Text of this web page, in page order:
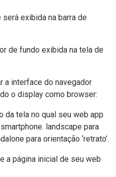
será exibida na barra de
de fundo exibida na tela de
a interface do navegador
o display como browser:
da tela no qual seu web app
landscape para
para orientação ‘retrato’.
a página inicial de seu web